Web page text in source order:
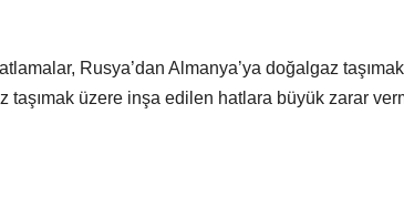
Rusya’dan Almanya’ya doğalgaz
taşımak üzere inşa edilen hatlara büyük zarar